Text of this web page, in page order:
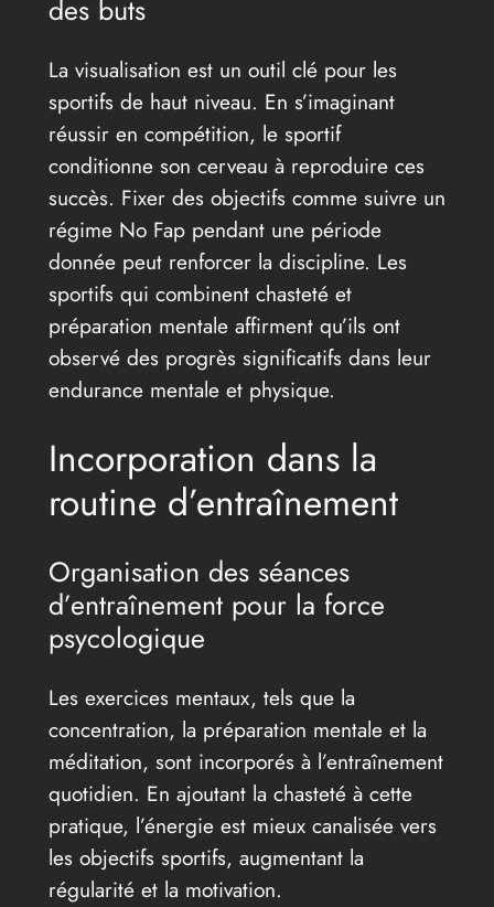
des buts
La visualisation est un outil clé pour les
sportifs de haut niveau. En s’imaginant
réussir en compétition, le sportif
conditionne son cerveau à reproduire ces
succès. Fixer des objectifs comme suivre un
régime No Fap pendant une période
donnée peut renforcer la discipline. Les
sportifs qui combinent chasteté et
préparation mentale affirment qu’ils ont
observé des progrès significatifs dans leur
endurance mentale et physique.
Incorporation dans la
routine d’entraînement
Organisation des séances
d’entraînement pour la force
psycologique
Les exercices mentaux, tels que la
concentration, la préparation mentale et la
méditation, sont incorporés à l’entraînement
quotidien. En ajoutant la chasteté à cette
pratique, l’énergie est mieux canalisée vers
les objectifs sportifs, augmentant la
régularité et la motivation.